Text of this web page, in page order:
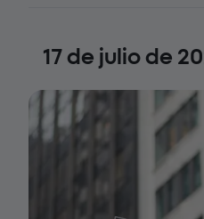
17 de julio de